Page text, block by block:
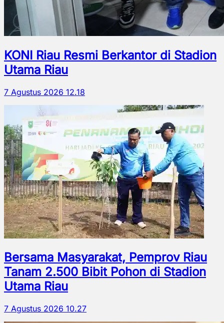
KONI Riau Resmi Berkantor di Stadion
Utama Riau
7 Agustus 2026 12.18
Bersama Masyarakat, Pemprov Riau
Tanam 2.500 Bibit Pohon di Stadion
Utama Riau
7 Agustus 2026 10.27